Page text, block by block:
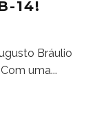
14!
Bráulio
uma...